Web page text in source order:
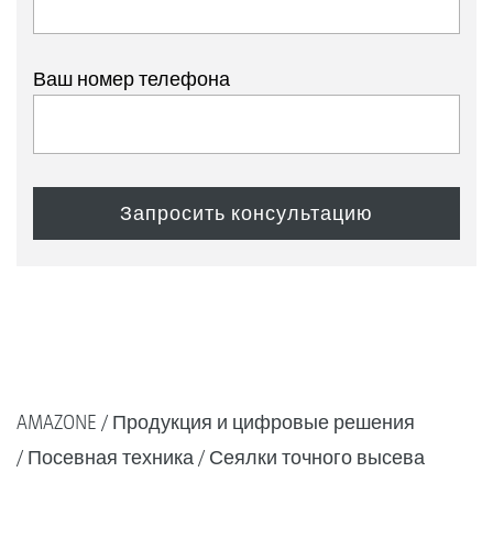
Ваш номер телефона
AMAZONE
Продукция и цифровые решения
Посевная техника
Сеялки точного высева